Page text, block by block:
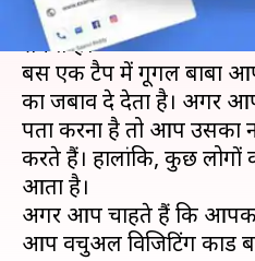
गूगल एक ऐसा प्लेटफॉर्म है,
सकते हैं।
बस एक टैप में गूगल बाबा
का जबाव दे देता है। अगर
पता करना है तो आप उसका
करते हैं। हालांकि, कुछ लोगों
आता है।
अगर आप चाहते हैं कि